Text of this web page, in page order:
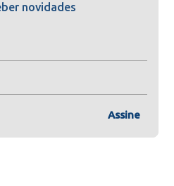
novidades
Assine